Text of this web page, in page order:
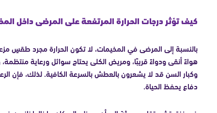
كيف تؤثر درجات الحرارة المرتفعة على المرضى داخل
بالنسبة إلى المرضى في المخيمات، لا تكون الحرارة مجرد طقسٍ
هواءً أنقى ودواءً قريبًا، ومريض الكلى يحتاج سوائل ورعاية
وكبار السن قد لا يشعرون بالعطش بالسرعة الكافية. لذلك، فإن
دفاع يحفظ الحياة.